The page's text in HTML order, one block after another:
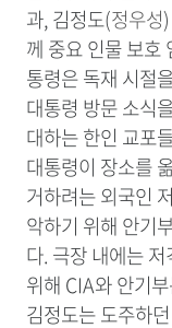
과,김정도(정우성
께 중요 인물보호
통령은 독재 시절
대통령 방문 소식
대하는 한인 교포
대통령이 장소를
거하려는 외국인
악하기 위해 안기
다. 극장 내에는
위해 CIA와 안기
김정도는 도주하